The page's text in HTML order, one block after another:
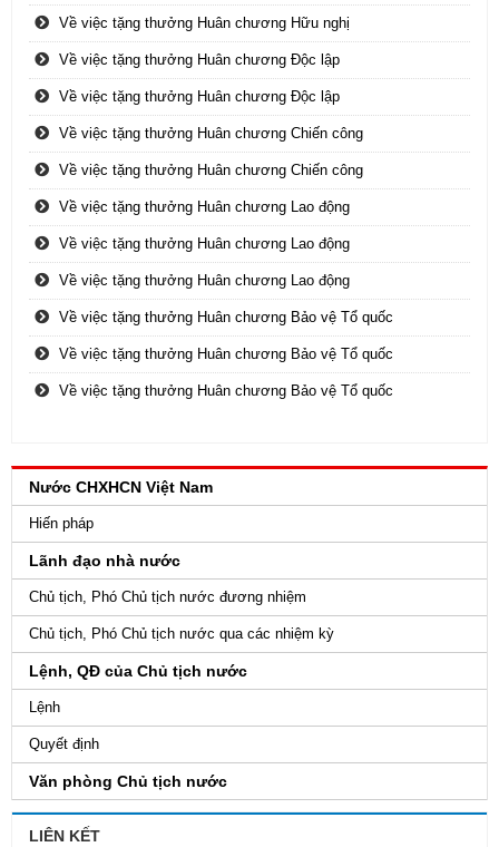
Về việc tặng thưởng Huân chương Hữu nghị
Về việc tặng thưởng Huân chương Độc lập
Về việc tặng thưởng Huân chương Độc lập
Về việc tặng thưởng Huân chương Chiến công
Về việc tặng thưởng Huân chương Chiến công
Về việc tặng thưởng Huân chương Lao động
Về việc tặng thưởng Huân chương Lao động
Về việc tặng thưởng Huân chương Lao động
Về việc tặng thưởng Huân chương Bảo vệ Tổ quốc
Về việc tặng thưởng Huân chương Bảo vệ Tổ quốc
Về việc tặng thưởng Huân chương Bảo vệ Tổ quốc
Nước CHXHCN Việt Nam
Hiến pháp
Lãnh đạo nhà nước
Chủ tịch, Phó Chủ tịch nước đương nhiệm
Chủ tịch, Phó Chủ tịch nước qua các nhiệm kỳ
Lệnh, QĐ của Chủ tịch nước
Lệnh
Quyết định
Văn phòng Chủ tịch nước
LIÊN KẾT